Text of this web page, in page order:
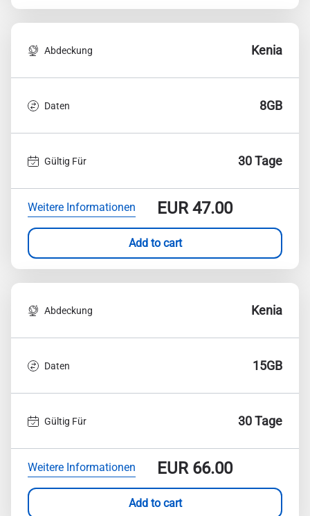
Abdeckung Kenia
Daten 8GB
Gültig Für 30 Tage
Weitere Informationen EUR47.00
Add to cart
Abdeckung Kenia
Daten 15GB
Gültig Für 30 Tage
Weitere Informationen EUR66.00
Add to cart